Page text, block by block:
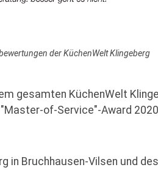
der KüchenWelt Klingeberg
gesamten KüchenWelt
of-Service"-Award
in Bruchhausen-Vilsen und